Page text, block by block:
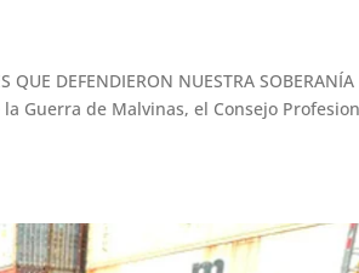
QUE DEFENDIERON NUESTRA
Guerra de Malvinas, el Consejo